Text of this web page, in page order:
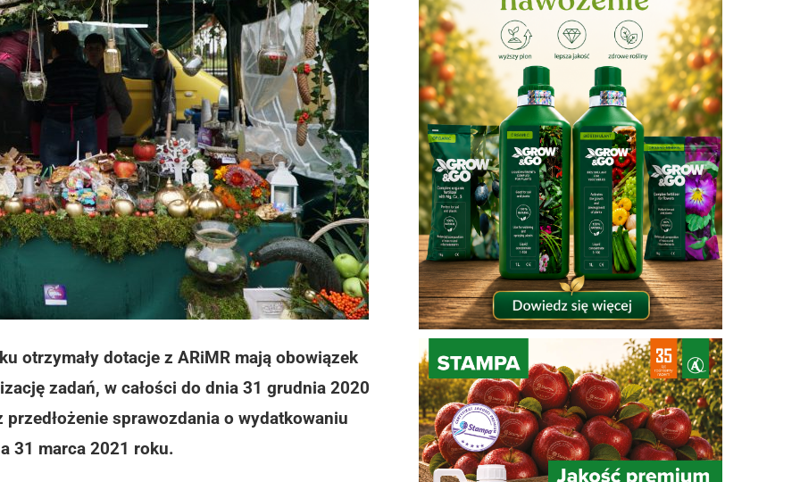
otrzymały dotacje z ARiMR mają obowiązek
zadań, w całości do dnia 31 grudnia 2020
sprawozdania o wydatkowaniu
31 marca 2021 roku.